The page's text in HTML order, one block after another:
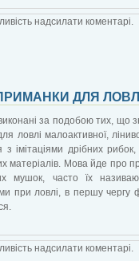
надсилати коментарі.
ДЛЯ
за подобою тих, що
ловлі малоактивної,
з імітаціями дрібних
матеріалів. Мова йде про
мушок, часто їх
при ловлі, в першу чергу
надсилати коментарі.